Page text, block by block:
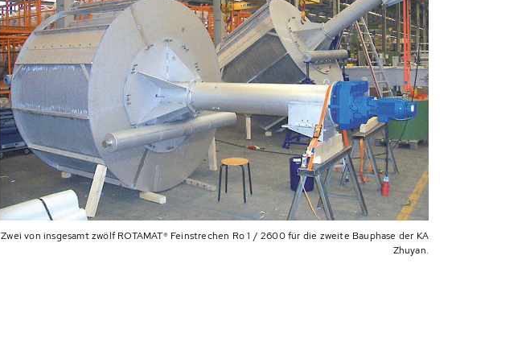
Zwei von insgesamt zwölf ROTAMAT® Feinstrechen Ro 1 / 2600 für die zweite Bauphase der KA
Zhuyan.